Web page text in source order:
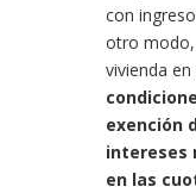
con
otro modo,
vivienda
exención
intereses
en las